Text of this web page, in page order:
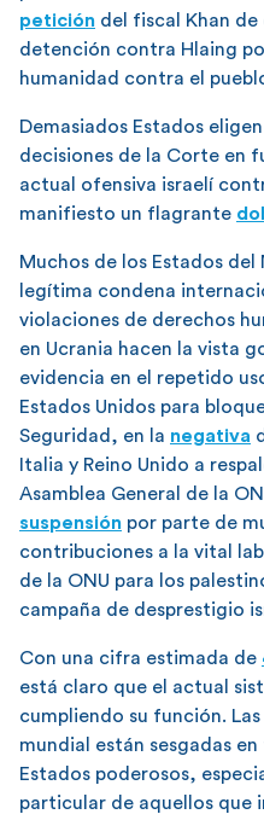
petición del fiscal Khan
detención contra Hlaing
humanidad contra el
Demasiados Estados
decisiones de la Corte en
actual ofensiva israelí
manifiesto un flagrante
Muchos de los Estados
legítima condena
violaciones de derechos
en Ucrania hacen la vista
evidencia en el repetido
Estados Unidos para
Seguridad, en la negativa
Italia y Reino Unido a
Asamblea General de la
suspensión por parte de
contribuciones a la vital
de la ONU para los
campaña de desprestigio
Con una cifra estimada de
está claro que el actual
cumpliendo su función.
mundial están sesgadas
Estados poderosos,
particular de aquellos que